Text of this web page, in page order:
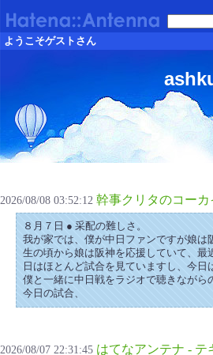
ようこそゲストさん
2026/08/08 03:52:12 幹事クリタのコーカ
８月７日 ● 采配の難しさ。
我が家では、僕が中日ファンですが娘
生の頃から娘は阪神を応援していて、
日はほとんど試合を見ていますし、今日
僕と一緒に中日戦をラジオで聴きながら
今日の試合、
2026/08/07 22:31:45 はてなアンテナ -